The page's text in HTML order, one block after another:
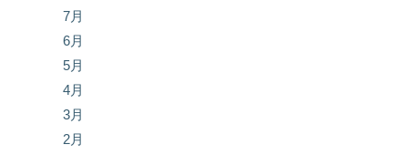
7月
6月
5月
4月
3月
2月